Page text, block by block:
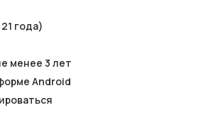
года)
менее 3 лет
Android